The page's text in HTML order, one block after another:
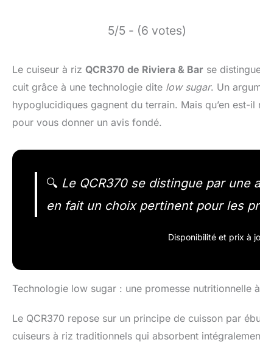
5/5 - (6 votes)
Le cuiseur à riz QCR370 de Riviera & Bar se
cuit grâce à une technologie dite low sugar. Un
hypoglucidiques gagnent du terrain. Mais qu’en est-
pour vous donner un avis fondé.
🔍 Le QCR370 se distingue par
en fait un choix pertinent pour les
Disponibilité et prix à
Technologie low sugar : une promesse nutritionnelle
Le QCR370 repose sur un principe de cuisson par
cuiseurs à riz traditionnels qui absorbent